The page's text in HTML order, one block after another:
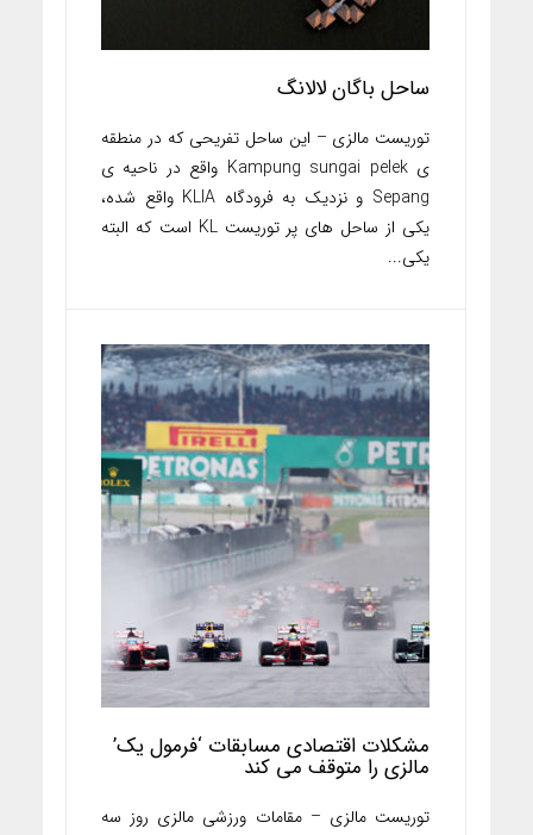
ساحل باگان لالانگ
توریست مالزی – این ساحل تفریحی که در منطقه
ی Kampung sungai pelek واقع در ناحیه ی
Sepang و نزدیک به فرودگاه KLIA واقع شده،
یکی از ساحل های پر توریست KL است که البته
یکی...
مشکلات اقتصادی مسابقات ‘فرمول یک’
مالزی را متوقف می کند
توریست مالزی – مقامات ورزشی مالزی روز سه